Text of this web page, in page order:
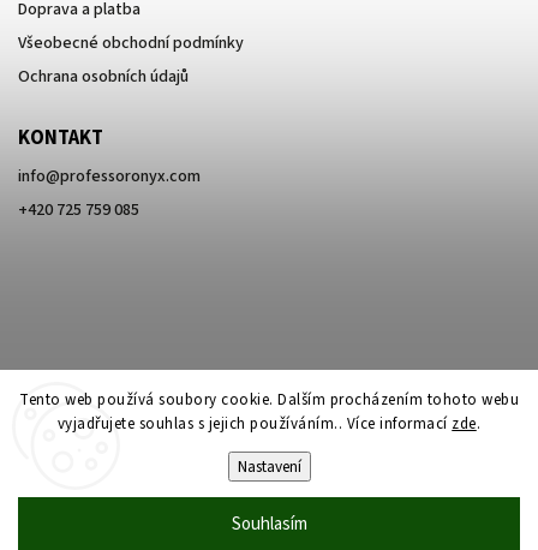
Tento web používá soubory cookie. Dalším procházením tohoto webu
vyjadřujete souhlas s jejich používáním.. Více informací zde.
Nastavení
Souhlasím
Doprava a platba
Všeobecné obchodní podmínky
Ochrana osobních údajů
KONTAKT
info@professoronyx.com
+420 725 759 085
Professor Onyx. Všechna práva vyhrazena.